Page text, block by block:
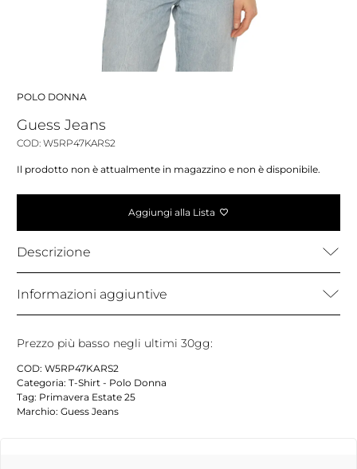
POLO DONNA
Guess Jeans
COD: W5RP47KARS2
Il prodotto non è attualmente in magazzino e non è disponibile.
Aggiungi alla Lista
Descrizione
Informazioni aggiuntive
Prezzo più basso negli ultimi 30gg:
COD: W5RP47KARS2
Categoria: T-Shirt - Polo Donna
Tag: Primavera Estate 25
Marchio: Guess Jeans